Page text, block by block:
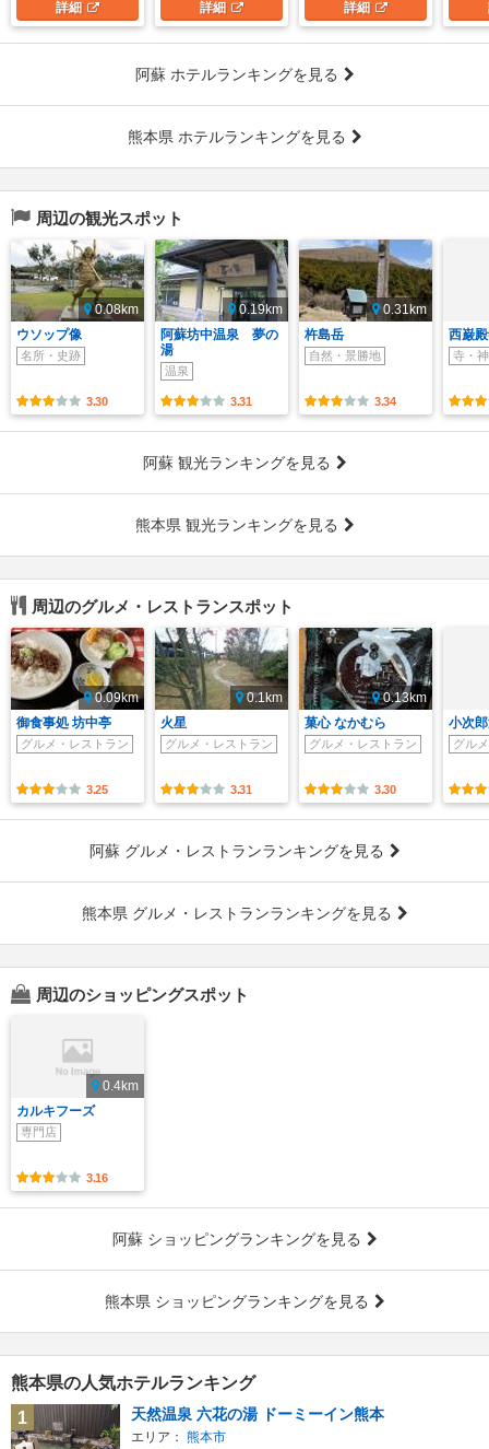
詳細 詳細 詳細
阿蘇 ホテルランキングを見る
熊本県 ホテルランキングを見る
周辺の観光スポット
0.08km
ウソップ像
名所・史跡
3.30
0.19km
阿蘇坊中温泉 夢の
湯
温泉
3.31
0.31km
杵島岳
自然・景勝地
3.34
西巌
寺・
阿蘇 観光ランキングを見る
熊本県 観光ランキングを見る
周辺のグルメ・レストランスポット
0.09km
御食事処 坊中亭
グルメ・レストラン
3.25
0.1km
火星
グルメ・レストラン
3.31
0.13km
菓心 なかむら
グルメ・レストラン
3.30
小次
グル
阿蘇 グルメ・レストランランキングを見る
熊本県 グルメ・レストランランキングを見る
周辺のショッピングスポット
0.4km
カルキフーズ
専門店
3.16
阿蘇 ショッピングランキングを見る
熊本県 ショッピングランキングを見る
熊本県の人気ホテルランキング
1
天然温泉 六花の湯 ドーミーイン熊本
エリア： 熊本市